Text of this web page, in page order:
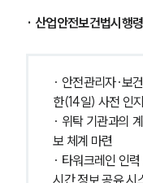
· 산업안전보건법시행
· 안전관리자·보
한(14일) 사전 인
· 위탁 기관과의
보 체계 마련
· 타워크레인 인